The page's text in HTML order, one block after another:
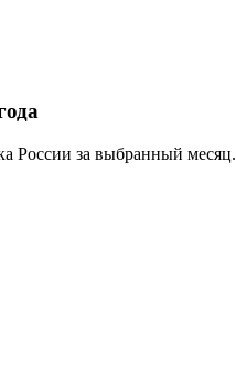
России за выбранный месяц.